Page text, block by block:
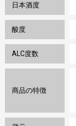
日本酒度
酸度
ALC度数
商品の特徴